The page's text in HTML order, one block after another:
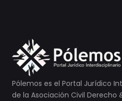
Pólemos es el Portal Jurídico
de la Asociación Civil Derecho